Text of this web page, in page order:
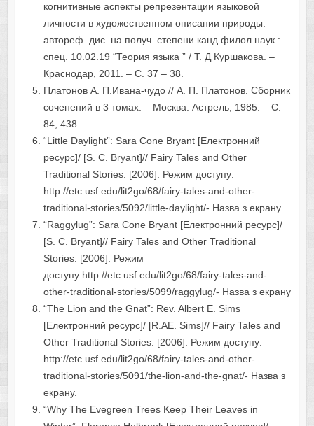
когнитивные аспекты репрезентации языковой
личности в художественном описании природы.
автореф. дис. на получ. степени канд.филол.наук :
спец. 10.02.19 “Теория языка ” / Т. Д Куршакова. –
Краснодар, 2011. – С. 37 – 38.
Платонов А. П.Ивана-чудо // А. П. Платонов. Сборник
соченений в 3 томах. – Москва: Астрель, 1985. – С.
84, 438
“Little Daylight”: Sara Cone Bryant [Електронний
ресурс]/ [S. C. Bryant]// Fairy Tales and Other
Traditional Stories. [2006]. Режим доступу:
http://etc.usf.edu/lit2go/68/fairy-tales-and-other-
traditional-stories/5092/little-daylight/- Назва з екрану.
“Raggylug”: Sara Cone Bryant [Електронний ресурс]/
[S. C. Bryant]// Fairy Tales and Other Traditional
Stories. [2006]. Режим
доступу:http://etc.usf.edu/lit2go/68/fairy-tales-and-
other-traditional-stories/5099/raggylug/- Назва з екрану
“The Lion and the Gnat”: Rev. Albert E. Sims
[Електронний ресурс]/ [R.AE. Sims]// Fairy Tales and
Other Traditional Stories. [2006]. Режим доступу:
http://etc.usf.edu/lit2go/68/fairy-tales-and-other-
traditional-stories/5091/the-lion-and-the-gnat/- Назва з
екрану.
“Why The Evegreen Trees Keep Their Leaves in